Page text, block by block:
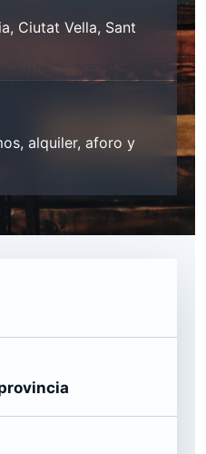
Ciutat Vella, Sant
alquiler, aforo y